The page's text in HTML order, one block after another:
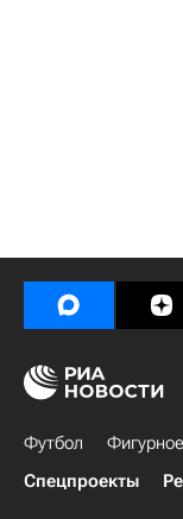
Футбол
Спецпроекты